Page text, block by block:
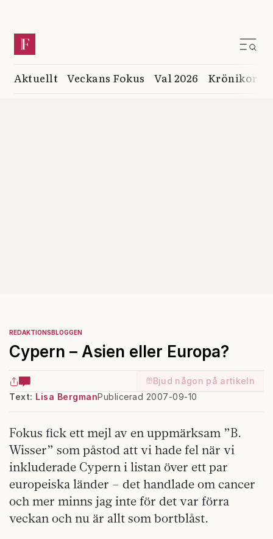
Aktuellt Veckans Fokus Val 2026 Krönikor
REDAKTIONSBLOGGEN
Cypern – Asien eller Europa?
Bjud någon på artikeln
Text: Lisa BergmanPublicerad 2007-09-10
Fokus fick ett mejl av en uppmärksam ”B.
Wisser” som påstod att vi hade fel när vi
inkluderade Cypern i listan över ett par
europeiska länder – det handlade om cancer
och mer minns jag inte för det var förra
veckan och nu är allt som bortblåst.